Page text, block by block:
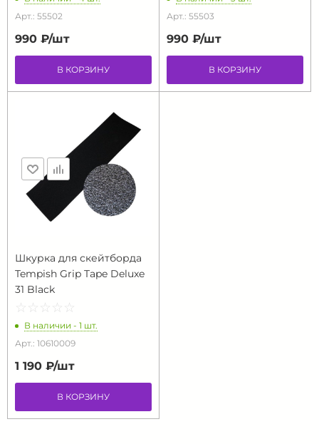
Арт.: 55502
990 ₽/шт
В КОРЗИНУ
Арт.: 55503
990 ₽/шт
В КОРЗИНУ
Шкурка для скейтборда
Tempish Grip Tape Deluxe
31 Black
☆ ☆ ☆ ☆ ☆
★ ★ ★ ★ ★
В наличии - 1 шт.
Арт.: 10610009
1 190 ₽/шт
В КОРЗИНУ